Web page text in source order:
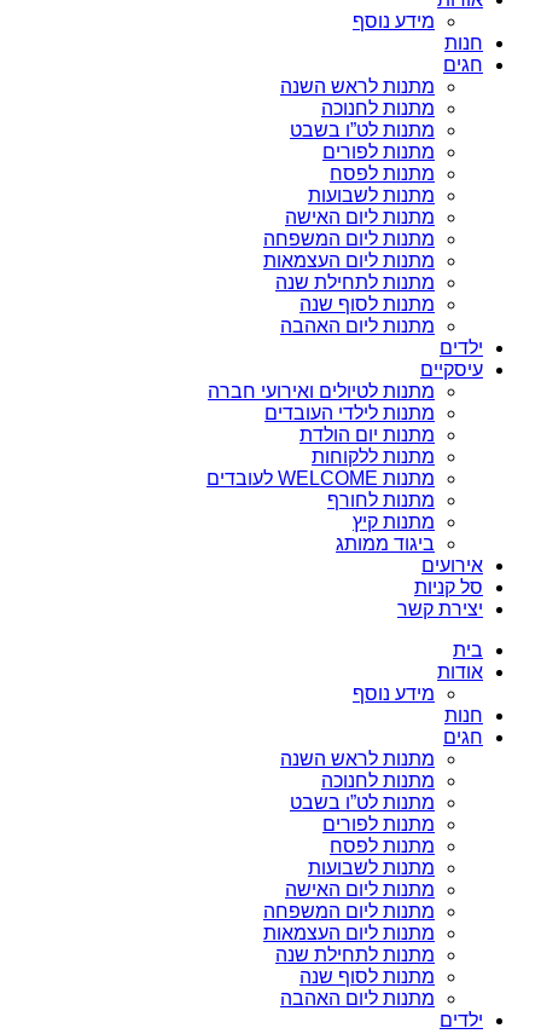
מידע נוסף
חנות
חגים
מתנות לראש השנה
מתנות לחנוכה
מתנות לט”ו בשבט
מתנות לפורים
מתנות לפסח
מתנות לשבועות
מתנות ליום האישה
מתנות ליום המשפחה
מתנות ליום העצמאות
מתנות לתחילת שנה
מתנות לסוף שנה
מתנות ליום האהבה
ילדים
עיסקיים
מתנות לטיולים ואירועי חברה
מתנות לילדי העובדים
מתנות יום הולדת
מתנות ללקוחות
מתנות WELCOME לעובדים
מתנות לחורף
מתנות קיץ
ביגוד ממותג
אירועים
סל קניות
יצירת קשר
בית
אודות
מידע נוסף
חנות
חגים
מתנות לראש השנה
מתנות לחנוכה
מתנות לט”ו בשבט
מתנות לפורים
מתנות לפסח
מתנות לשבועות
מתנות ליום האישה
מתנות ליום המשפחה
מתנות ליום העצמאות
מתנות לתחילת שנה
מתנות לסוף שנה
מתנות ליום האהבה
ילדים